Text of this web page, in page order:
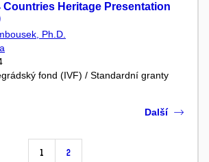
Countries Heritage Presentation
Ph.D.
fond (IVF) / Standardní granty
1 2
Další